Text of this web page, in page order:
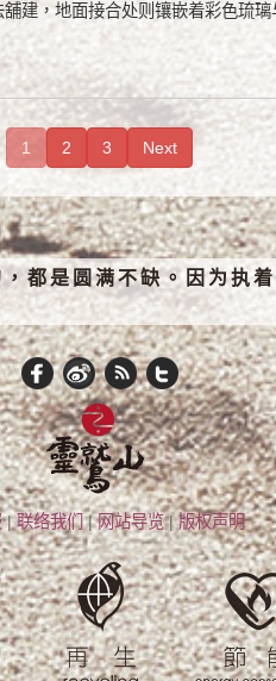
建，地面接合处则镶嵌着彩色琉
1 2 3 Next
都是圆满不缺。因为执
|联络我们|网站导览|版权声明